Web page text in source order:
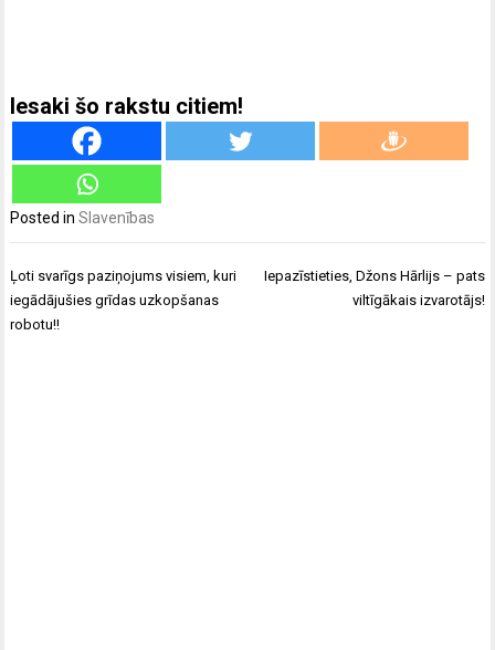
Iesaki šo rakstu citiem!
Posted inSlavenības
Ziņu
izvēlne
Ļoti svarīgs paziņojums visiem, kuri
iegādājušies grīdas uzkopšanas
robotu!!
Iepazīstieties, Džons Hārlijs – pats
viltīgākais izvarotājs!